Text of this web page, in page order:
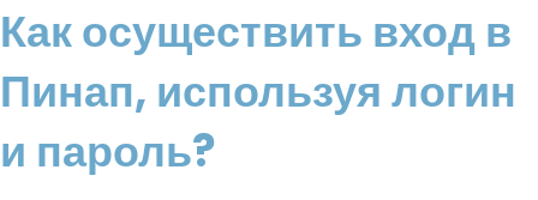
Как осуществить вход в
Пинап, используя логин
и пароль?